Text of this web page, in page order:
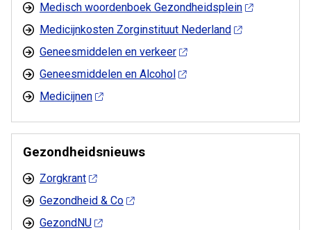
Medisch woordenboek Gezondheidsplein
Medicijnkosten Zorginstituut Nederland
Geneesmiddelen en verkeer
Geneesmiddelen en Alcohol
Medicijnen
Gezondheidsnieuws
Zorgkrant
Gezondheid & Co
GezondNU